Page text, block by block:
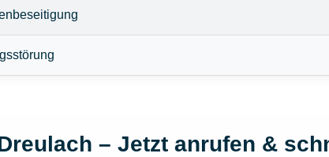
– Jetzt anrufen &